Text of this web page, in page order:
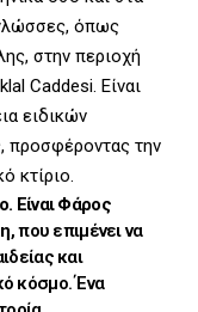
όπως
στην περιοχή
Caddesi. Είναι
ειδικών
προσφέροντας την
κτίριο.
Είναι Φάρος
, που επιμένει να
και
κόσμο. Ένα